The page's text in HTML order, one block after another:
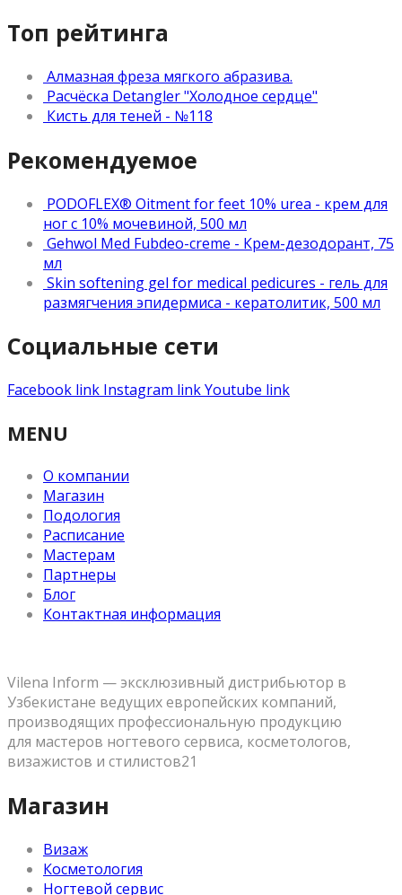
Топ рейтинга
Алмазная фреза мягкого абразива.
Расчёска Detangler "Холодное сердце"
Кисть для теней - №118
Рекомендуемое
PODOFLEX® Oitment for feet 10% urea - крем для
ног с 10% мочевиной, 500 мл
Gehwol Med Fubdeo-creme - Крем-дезодорант, 75
мл
Skin softening gel for medical pedicures - гель для
размягчения эпидермиса - кератолитик, 500 мл
Социальные сети
Facebook link Instagram linkYoutube link
MENU
О компании
Магазин
Подология
Расписание
Мастерам
Партнеры
Блог
Контактная информация
Vilena Inform — эксклюзивный дистрибьютор в
Узбекистане ведущих европейских компаний,
производящих профессиональную продукцию
для мастеров ногтевого сервиса, косметологов,
визажистов и стилистов21
Магазин
Визаж
Косметология
Ногтевой сервис